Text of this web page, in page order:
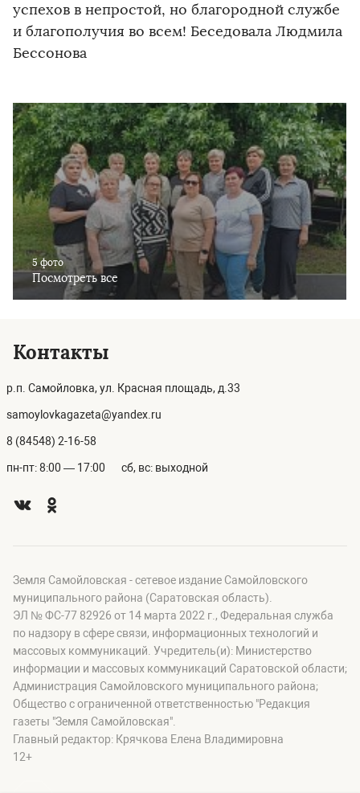
успехов в непростой, но благородной службе
и благополучия во всем! Беседовала Людмила
Бессонова
5 фото
Посмотреть все
Контакты
р.п. Самойловка, ул. Красная площадь, д.33
samoylovkagazeta@yandex.ru
8 (84548) 2-16-58
пн-пт: 8:00 — 17:00 сб, вс: выходной
Земля Самойловская - сетевое издание Самойловского
муниципального района (Саратовская область).
ЭЛ № ФС-77 82926 от 14 марта 2022 г., Федеральная служба
по надзору в сфере связи, информационных технологий и
массовых коммуникаций. Учредитель(и): Министерство
информации и массовых коммуникаций Саратовской области;
Администрация Самойловского муниципального района;
Общество с ограниченной ответственностью "Редакция
газеты "Земля Самойловская".
Главный редактор: Крячкова Елена Владимировна
12+